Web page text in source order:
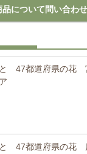
47都道府県の花
47都道府県の花